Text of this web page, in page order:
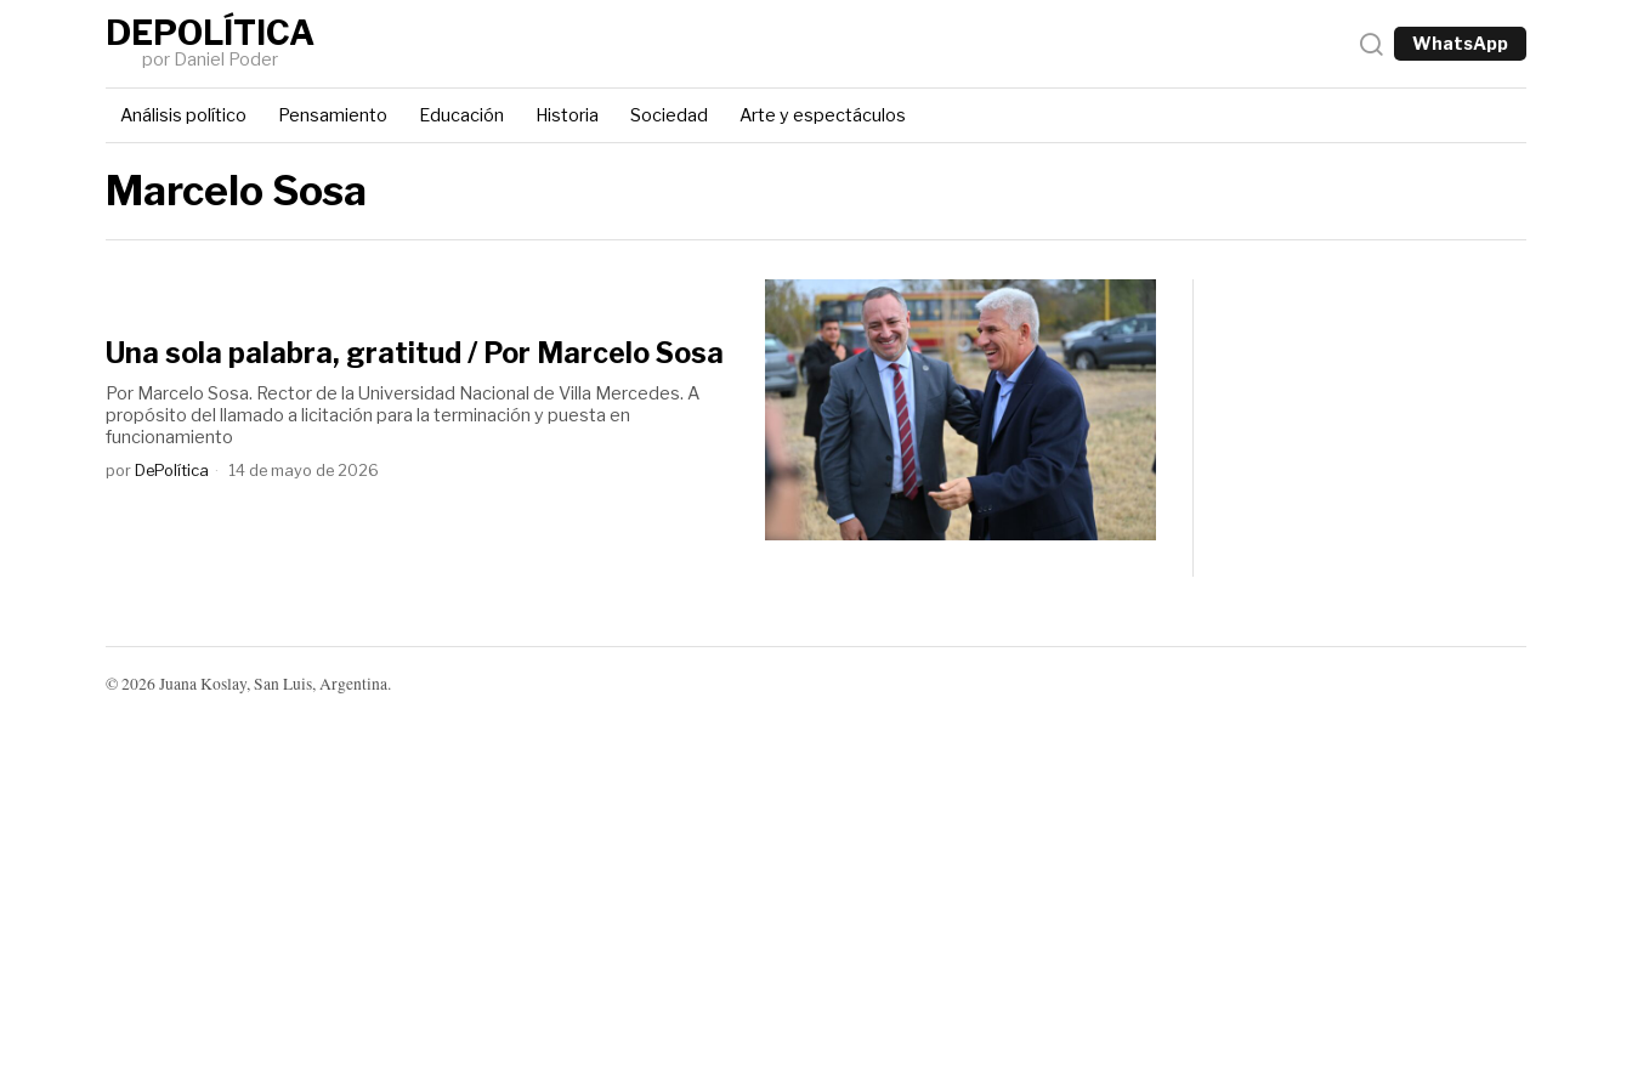
DEPOLÍTICA
por Daniel Poder
WhatsApp
Análisis político Pensamiento Educación Historia Sociedad Arte y espectáculos
Marcelo Sosa
Una sola palabra, gratitud / Por Marcelo Sosa
Por Marcelo Sosa. Rector de la Universidad Nacional de Villa Mercedes. A
propósito del llamado a licitación para la terminación y puesta en
funcionamiento
por DePolítica 14 de mayo de 2026
©2026Juana Koslay, San Luis, Argentina.